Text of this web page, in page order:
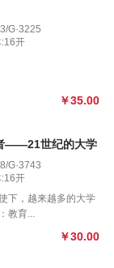
G·3225
开
￥35.00
——21世纪的大学
G·3743
开
下，越来越多的大学
教育...
￥30.00